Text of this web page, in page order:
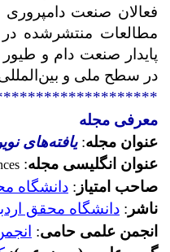
فعالان صنعت
مطالعات منتشرشده در
پایدار صنعت دام و
در سطح ملی و
معرفی مجله
عنوان مجله:یافته‌های
عنوان انگلیسی مجله:
صاحب امتیاز : دانشگاه
ناشر : دانشگاه محقق
انجمن علمی حامی: